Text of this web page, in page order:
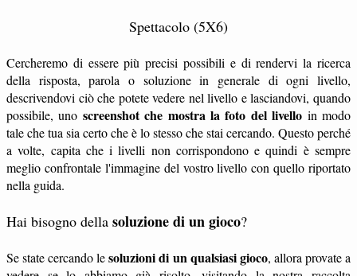
Spettacolo (5X6)
Cercheremo di essere più precisi possibili e di rendervi la ricerca
della risposta, parola o soluzione in generale di ogni livello,
descrivendovi ciò che potete vedere nel livello e lasciandovi, quando
possibile, uno screenshot che mostra la foto del livello in modo
tale che tua sia certo che è lo stesso che stai cercando. Questo perché
a volte, capita che i livelli non corrispondono e quindi è sempre
meglio confrontale l'immagine del vostro livello con quello riportato
nella guida.
Hai bisogno della soluzione di un gioco?
Se state cercando lesoluzioni di un qualsiasi gioco, allora provate a